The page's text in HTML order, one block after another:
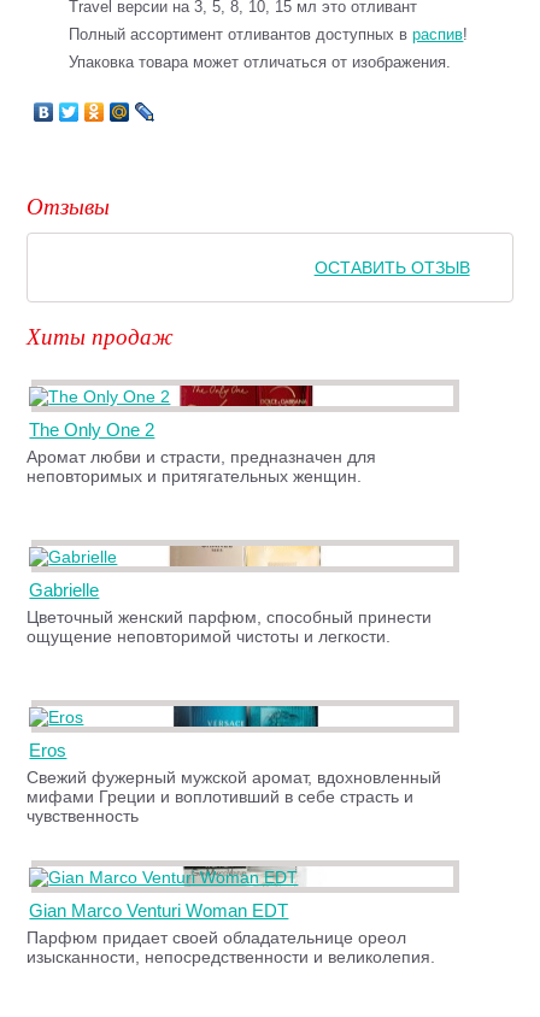
Travel версии на 3, 5, 8, 10, 15 мл это отливант
Полный ассортимент отливантов доступных враспив!
Упаковка товара может отличаться от изображения.
Отзывы
ОСТАВИТЬ ОТЗЫВ
Хиты продаж
The Only One 2
Аромат любви и страсти, предназначен для
неповторимых и притягательных женщин.
Gabrielle
Цветочный женский парфюм, способный принести
ощущение неповторимой чистоты и легкости.
Eros
Cвежий фужерный мужской аромат, вдохновленный
мифами Греции и воплотивший в себе страсть и
чувственность
Gian Marco Venturi Woman EDT
Парфюм придает своей обладательнице ореол
изысканности, непосредственности и великолепия.